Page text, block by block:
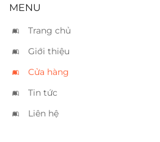
MENU
Trang chủ
Giới thiệu
Cửa hàng
Tin tức
Liên hệ